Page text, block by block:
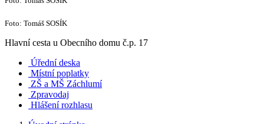
Foto: Tomáš SOSÍK
Hlavní cesta u Obecního domu č.p. 17
Úřední deska
Místní poplatky
ZŠ a MŠ Záchlumí
Zpravodaj
Hlášení rozhlasu